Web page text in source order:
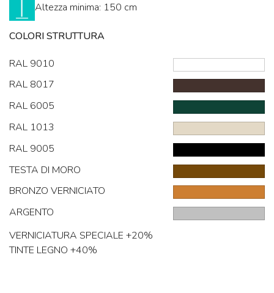
Altezza minima: 150 cm
COLORI STRUTTURA
RAL 9010
RAL 8017
RAL 6005
RAL 1013
RAL 9005
TESTA DI MORO
BRONZO VERNICIATO
ARGENTO
VERNICIATURA SPECIALE +20%
TINTE LEGNO +40%